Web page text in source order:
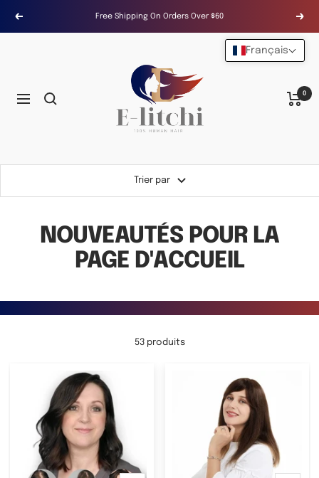
Précédent Free Shipping On Orders Over $60
Navigation
0
Trier par
NOUVEAUTÉS POUR LA
PAGE D'ACCUEIL
53 produits
Français